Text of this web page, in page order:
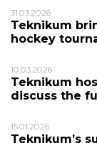
31.03.2026
Teknikum
hockey
10.03.2026
Teknikum
discuss the
15.01.2026
Teknikum’s